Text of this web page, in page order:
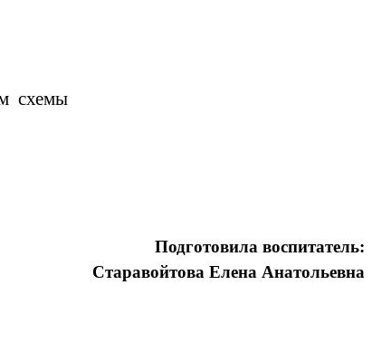
схемы
Подготовила воспитатель:
Старавойтова Елена Анатольевна